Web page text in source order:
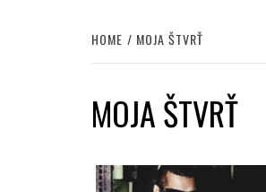
HOME MOJA ŠTVRŤ
MOJA ŠTVRŤ